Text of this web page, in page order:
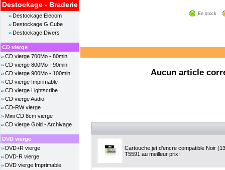
Destockage - Braderie
Destockage Elecom
Destockage G Cube
Destockage Divers
CD vierge
CD vierge 700Mo - 80min
CD vierge 800Mo - 90min
CD vierge 900Mo - 100min
CD vierge Imprimable
CD vierge Lightscribe
CD vierge Audio
CD-RW vierge
Mini CD 8cm vierge
CD vierge Gold - Archivage
DVD vierge
DVD+R vierge
DVD-R vierge
DVD vierge Imprimable
En stock
Aucun article
Cartouche jet d'encre compatible Noir
T5591 au meilleur prix!